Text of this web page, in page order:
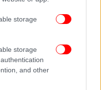
storage
storage
and other